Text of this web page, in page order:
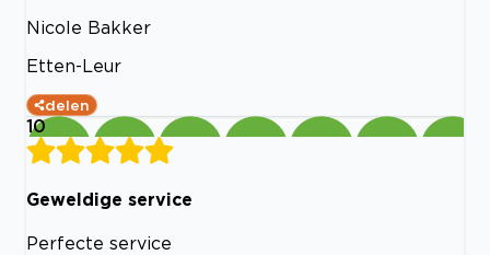
Nicole Bakker
Etten-Leur
delen
10
Geweldige service
Perfecte service